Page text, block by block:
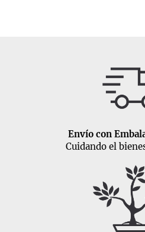
Envío con
Cuidando el